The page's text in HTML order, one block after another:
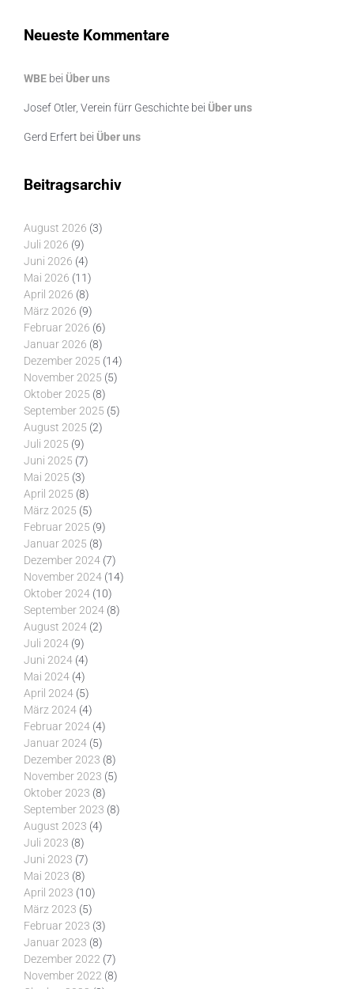
Neueste Kommentare
WBE bei Über uns
Josef Otler, Verein fürr Geschichte bei Über uns
Gerd Erfert bei Über uns
Beitragsarchiv
August 2026 (3)
Juli 2026 (9)
Juni 2026 (4)
Mai 2026 (11)
April 2026 (8)
März 2026 (9)
Februar 2026 (6)
Januar 2026 (8)
Dezember 2025 (14)
November 2025 (5)
Oktober 2025 (8)
September 2025 (5)
August 2025 (2)
Juli 2025 (9)
Juni 2025 (7)
Mai 2025 (3)
April 2025 (8)
März 2025 (5)
Februar 2025 (9)
Januar 2025 (8)
Dezember 2024 (7)
November 2024 (14)
Oktober 2024 (10)
September 2024 (8)
August 2024 (2)
Juli 2024 (9)
Juni 2024 (4)
Mai 2024 (4)
April 2024 (5)
März 2024 (4)
Februar 2024 (4)
Januar 2024 (5)
Dezember 2023 (8)
November 2023 (5)
Oktober 2023 (8)
September 2023 (8)
August 2023 (4)
Juli 2023 (8)
Juni 2023 (7)
Mai 2023 (8)
April 2023 (10)
März 2023 (5)
Februar 2023 (3)
Januar 2023 (8)
Dezember 2022 (7)
November 2022 (8)